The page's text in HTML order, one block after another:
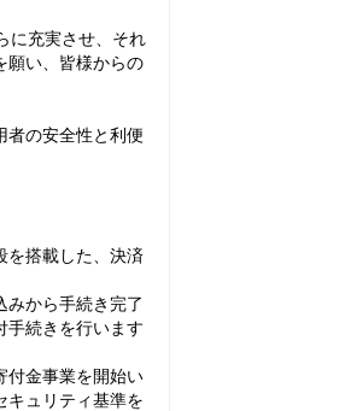
に充実させ、それ
願い、皆様からの
者の安全性と利便
を搭載した、決済
から手続き完了
手続きを行います
付金事業を開始い
キュリティ基準を